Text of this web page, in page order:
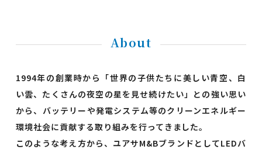
About
1994年の創業時から「世界の子供たちに美しい青空、白
い雲、たくさんの夜空の星を見せ続けたい」との強い思い
から、バッテリーや発電システム等のクリーンエネルギー
環境社会に貢献する取り組みを行ってきました。
このような考え方から、ユアサM&BブランドとしてLEDバ